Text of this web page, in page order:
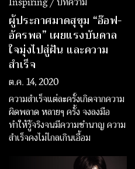
ผู้ประกาศมาดสุขุม “อ๊อฟ-
อัครพล” เผยแรงบันดาล
ใจมุ่งไปสู่ฝัน และความ
สำเร็จ
ต.ค. 14, 2020
ความสำเร็จแต่ละครั้งเกิดจากความ
ผิดพลาด หลายๆ ครั้ง จงลงมือ
ทำให้รู้จริงจนมีความชำนาญ ความ
สำเร็จคงไม่ไกลเกินเอื้อม